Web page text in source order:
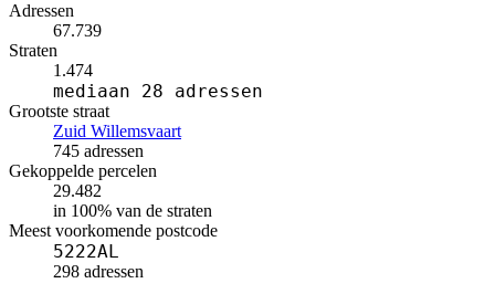
Adressen
67.739
Straten
1.474
mediaan 28 adressen
Grootste straat
Zuid Willemsvaart
745 adressen
Gekoppelde percelen
29.482
in 100% van de straten
Meest voorkomende postcode
5222AL
298 adressen